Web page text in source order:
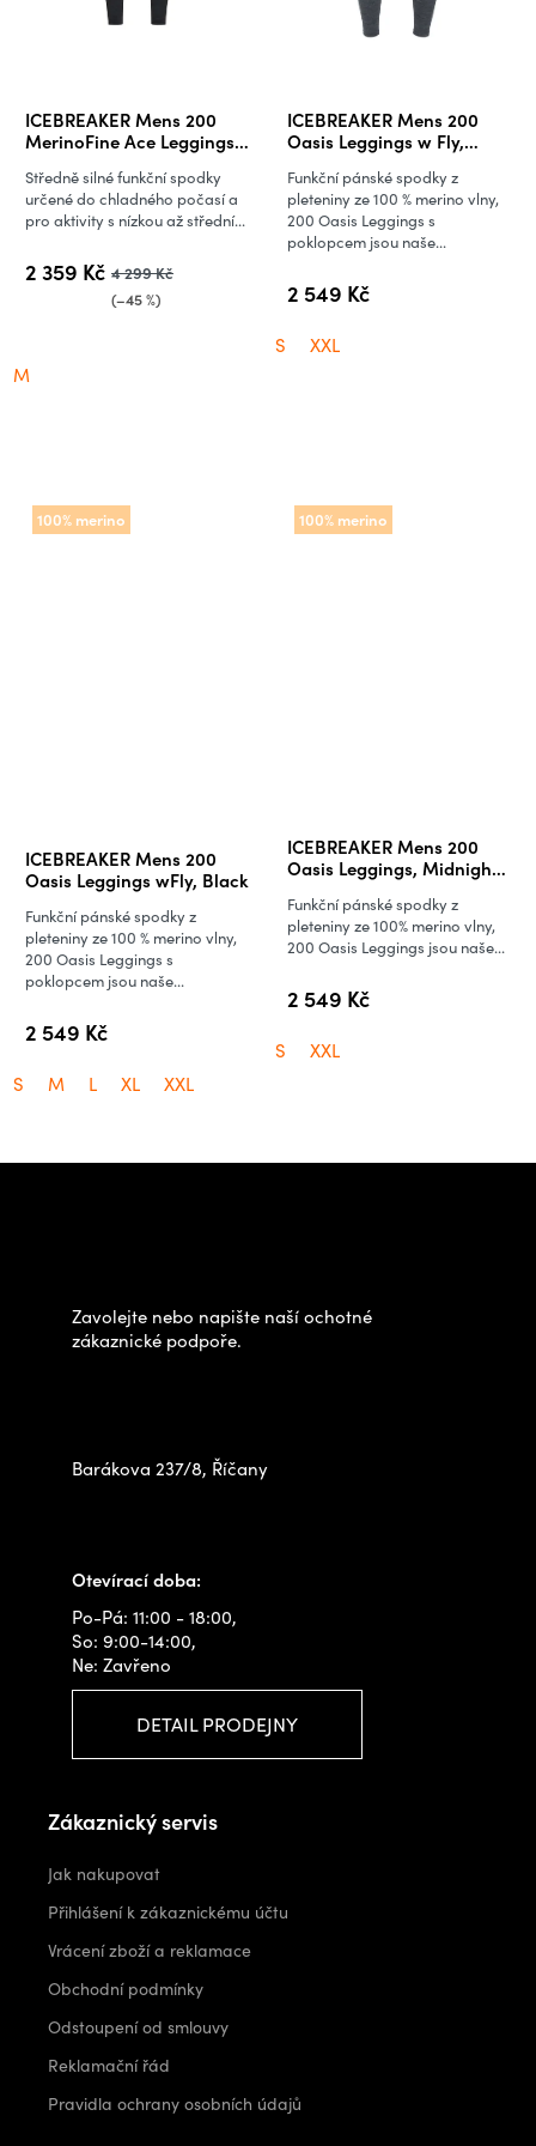
ICEBREAKER Mens 200
MerinoFine Ace Leggings,
2 359 Kč 4 299 Kč
(–45 %)
Středně silné funkční spodky
určené do chladného počasí a
pro aktivity s nízkou až střední...
M
ICEBREAKER Mens 200
Oasis Leggings w Fly,
2 549 Kč
Funkční pánské spodky z
pleteniny ze 100 % merino vlny,
200 Oasis Leggings s
poklopcem jsou naše...
S XXL
100% merino
ICEBREAKER Mens 200
Oasis Leggings wFly, Black
2 549 Kč
Funkční pánské spodky z
pleteniny ze 100 % merino vlny,
200 Oasis Leggings s
poklopcem jsou naše...
S M L XL XXL
100% merino
ICEBREAKER Mens 200
Oasis Leggings, Midnight
hodnocení
produktu
je
5,0
5
hvězdiček.
2 549 Kč
Funkční pánské spodky z
pleteniny ze 100% merino vlny,
200 Oasis Leggings jsou naše...
S XXL
Z
Zavolejte nebo napište naší ochotné
zákaznické podpoře.
Barákova 237/8, Říčany
Otevírací doba:
Po-Pá: 11:00 - 18:00,
So: 9:00-14:00,
Ne: Zavřeno
DETAIL PRODEJNY
Zákaznický servis
Jak nakupovat
Přihlášení k zákaznickému účtu
Vrácení zboží a reklamace
Obchodní podmínky
Odstoupení od smlouvy
Reklamační řád
Pravidla ochrany osobních údajů